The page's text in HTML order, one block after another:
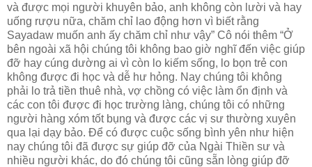
và được mọi người khuyên bảo, anh không còn lười và hay
uống rượu nữa, chăm chỉ lao động hơn vì biết rằng
Sayadaw muốn anh ấy chăm chỉ như vậy” Cô nói thêm “Ở
bên ngoài xã hội chúng tôi không bao giờ nghĩ đến việc giúp
đỡ hay cúng dường ai vì còn lo kiếm sống, lo bọn trẻ con
không được đi học và dễ hư hỏng. Nay chúng tôi không
phải lo trả tiền thuê nhà, vợ chồng có việc làm ổn định và
các con tôi được đi học trường làng, chúng tôi có những
người hàng xóm tốt bụng và được các vị sư thường xuyên
qua lại dạy bảo. Để có được cuộc sống bình yên như hiện
nay chúng tôi đã được sự giúp đỡ của Ngài Thiền sư và
nhiều người khác, do đó chúng tôi cũng sẵn lòng giúp đỡ